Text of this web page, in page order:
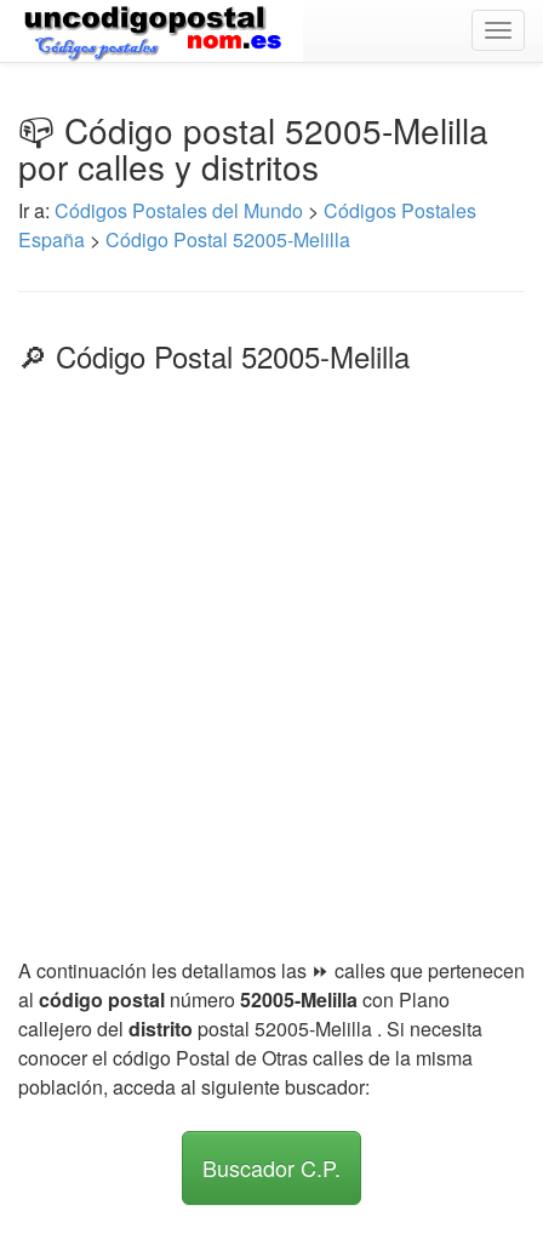
📪 Código postal 52005-Melilla
por calles y distritos
Ir a: Códigos Postales del Mundo > Códigos Postales
España > Código Postal 52005-Melilla
🔎 Código Postal 52005-Melilla
A continuación les detallamos las ⏩ calles que pertenecen
al código postal número52005-Melillacon Plano
callejero del distrito postal 52005-Melilla . Si necesita
conocer el código Postal de Otras calles de la misma
población, acceda al siguiente buscador:
Buscador C.P.